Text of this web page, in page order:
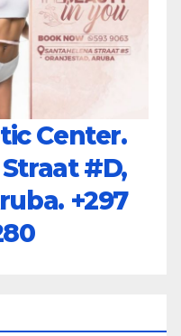
Center.
#D,
+297